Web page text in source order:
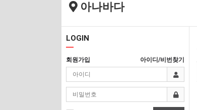
아나바다
LOGIN
회원가입 아이디/비번찾기